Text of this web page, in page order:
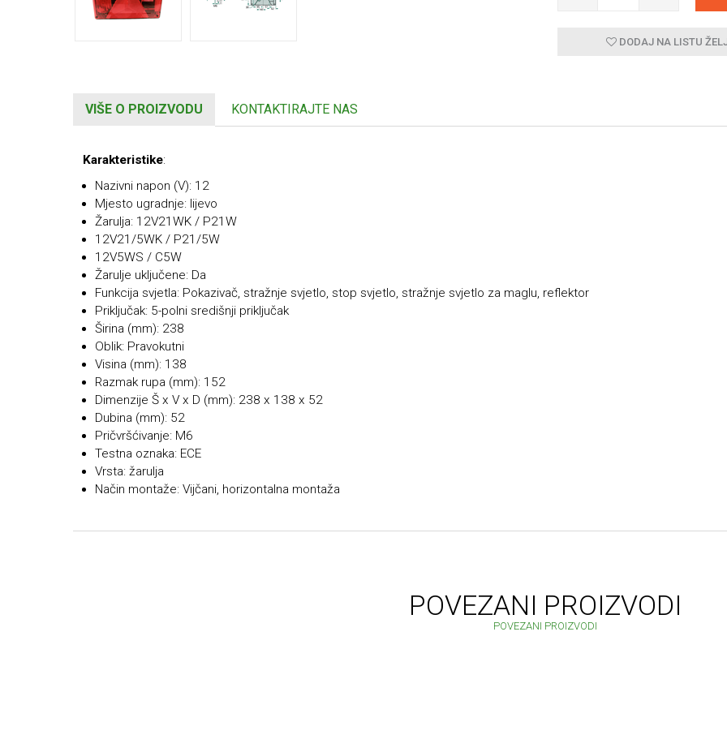
DODAJ NA LISTU
VIŠE O PROIZVODU KONTAKTIRAJTE NAS
Karakteristike:
Nazivni napon (V): 12
Mjesto ugradnje: lijevo
Žarulja: 12V21WK / P21W
12V21/5WK / P21/5W
12V5WS / C5W
Žarulje uključene: Da
Funkcija svjetla: Pokazivač, stražnje svjetlo, stop svjetlo, stražnje svjetlo za maglu, reflektor
Priključak: 5-polni središnji priključak
Širina (mm): 238
Oblik: Pravokutni
Visina (mm): 138
Razmak rupa (mm): 152
Dimenzije Š x V x D (mm): 238 x 138 x 52
Dubina (mm): 52
Pričvršćivanje: M6
Testna oznaka: ECE
Vrsta: žarulja
Način montaže: Vijčani, horizontalna montaža
POVEZANI PROIZVODI
POVEZANI PROIZVODI